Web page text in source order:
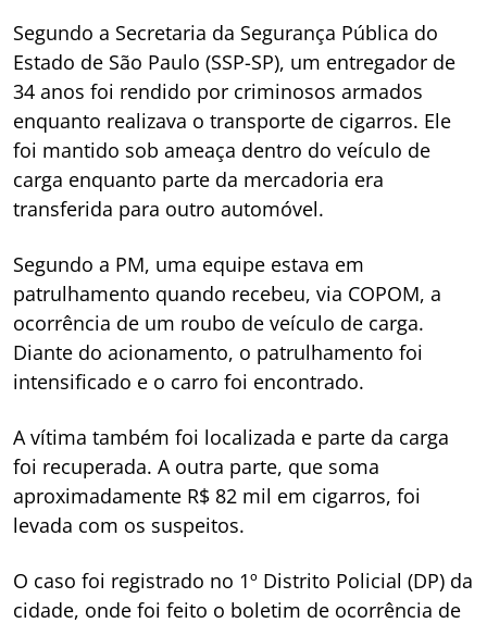
Segundo a Secretaria da Segurança Pública do
Estado de São Paulo (SSP-SP), um entregador de
34 anos foi rendido por criminosos armados
enquanto realizava o transporte de cigarros. Ele
foi mantido sob ameaça dentro do veículo de
carga enquanto parte da mercadoria era
transferida para outro automóvel.
Segundo a PM, uma equipe estava em
patrulhamento quando recebeu, via COPOM, a
ocorrência de um roubo de veículo de carga.
Diante do acionamento, o patrulhamento foi
intensificado e o carro foi encontrado.
A vítima também foi localizada e parte da carga
foi recuperada. A outra parte, que soma
aproximadamente R$ 82 mil em cigarros, foi
levada com os suspeitos.
O caso foi registrado no 1º Distrito Policial (DP) da
cidade, onde foi feito o boletim de ocorrência de